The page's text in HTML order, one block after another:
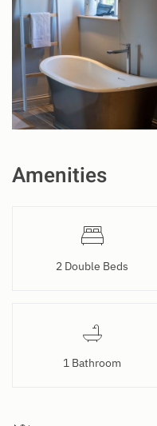
Amenities
2 Double Beds
1 Bathroom